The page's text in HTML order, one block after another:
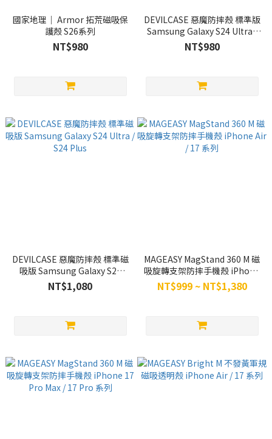
國家地理｜ Armor 拓荒磁吸保
護殼 S26系列
NT$980
DEVILCASE 惡魔防摔殼 標準版
Samsung Galaxy S24 Ultra /
S24 Plus / S24系列
NT$980
DEVILCASE 惡魔防摔殼 標準磁
吸版 Samsung Galaxy S24
Ultra / S24 Plus
NT$1,080
MAGEASY MagStand 360 M 磁
吸旋轉支架防摔手機殼 iPhone
Air / 17 系列
NT$999 ~ NT$1,380